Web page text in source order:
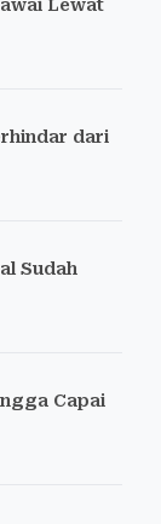
Lewat
dari
Sudah
Capai